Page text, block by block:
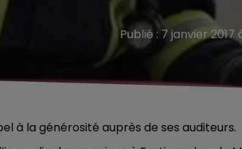
Publié : 7 janvier
à la générosité auprès de ses auditeurs.